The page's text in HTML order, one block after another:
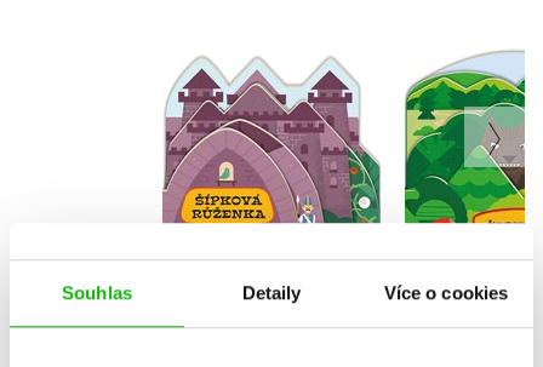
Souhlas Detaily Více o cookies
Tvarované pohádky:
Šípková Růženka
Magda Garguláková
Do košíku
159 Kč
Tvarované
Červená
Radka
Do
60 Kč